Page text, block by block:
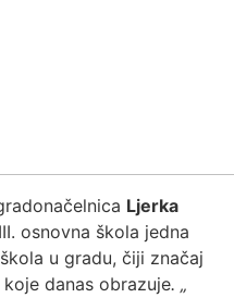
Ljerka
osnovna škola jedna
u gradu, čiji značaj
danas obrazuje. „